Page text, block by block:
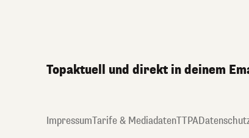
Topaktuell und direkt in deinem
ImpressumTarife & MediadatenTTPA